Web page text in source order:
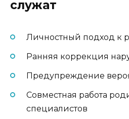
служат
Личностный подход к
Ранняя коррекция
Предупреждение
Совместная работа
специалистов